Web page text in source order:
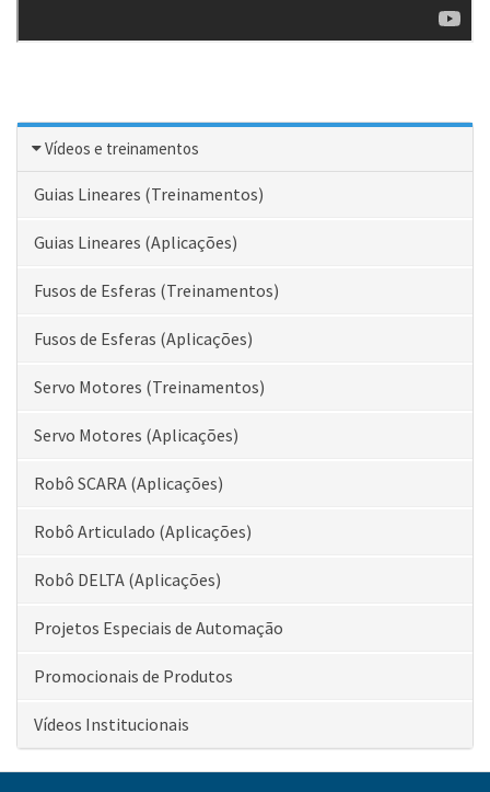
Vídeos e treinamentos
Guias Lineares (Treinamentos)
Guias Lineares (Aplicações)
Fusos de Esferas (Treinamentos)
Fusos de Esferas (Aplicações)
Servo Motores (Treinamentos)
Servo Motores (Aplicações)
Robô SCARA (Aplicações)
Robô Articulado (Aplicações)
Robô DELTA (Aplicações)
Projetos Especiais de Automação
Promocionais de Produtos
Vídeos Institucionais